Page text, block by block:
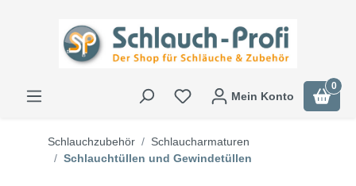
Mein Konto
0
Schlauchzubehör
Schlaucharmaturen
Schlauchtüllen und Gewindetüllen